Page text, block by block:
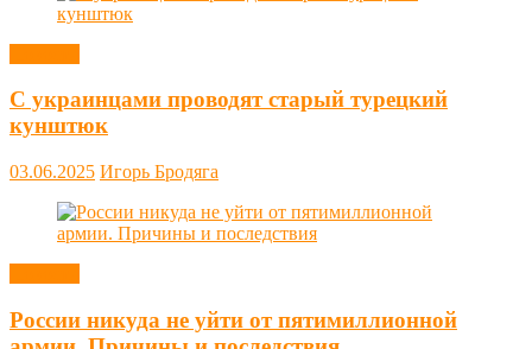
С украинцами проводят старый турецкий
кунштюк
03.06.2025 Игорь Бродяга
России никуда не уйти от пятимиллионной